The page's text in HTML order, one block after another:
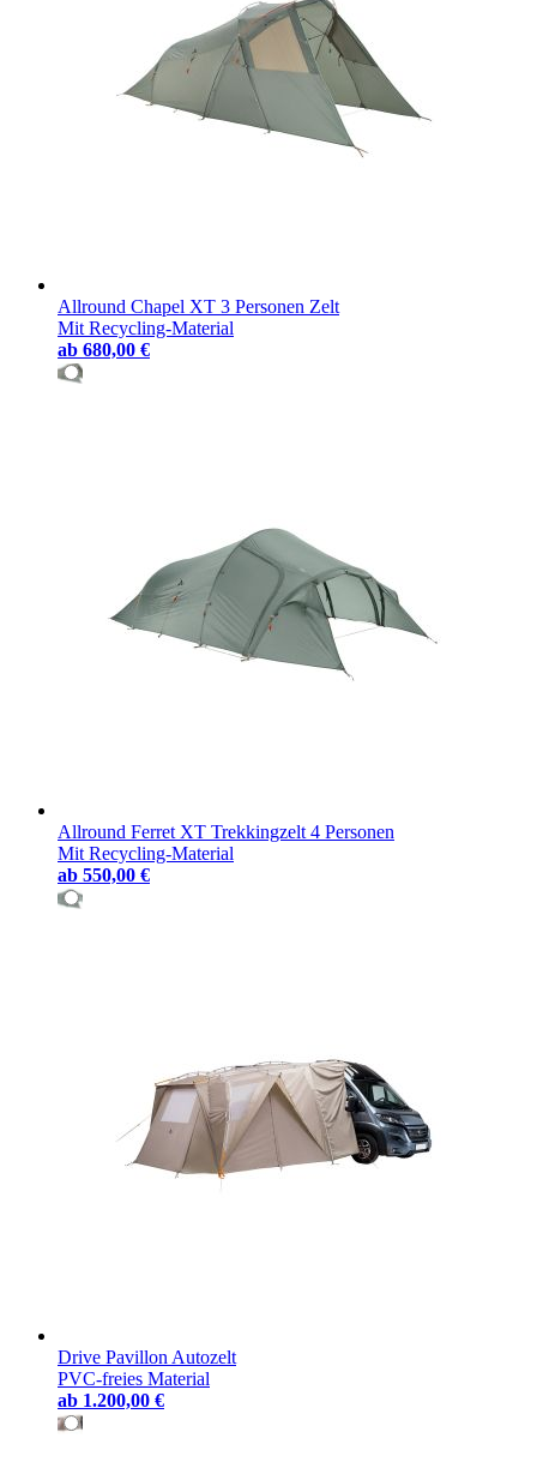
Allround Chapel XT 3 Personen Zelt
Mit Recycling-Material
ab 680,00 €
Allround Ferret XT Trekkingzelt 4 Personen
Mit Recycling-Material
ab 550,00 €
Drive Pavillon Autozelt
PVC-freies Material
ab 1.200,00 €